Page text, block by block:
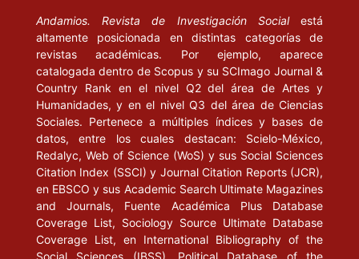
Andamios. Revista de Investigación Socialestá
altamente posicionada en distintas categorías de
revistas académicas. Por ejemplo, aparece
catalogada dentro de Scopus y su SCImago Journal &
Country Rank en el nivel Q2 del área de Artes y
Humanidades, y en el nivel Q3 del área de Ciencias
Sociales. Pertenece a múltiples índices y bases de
datos, entre los cuales destacan: Scielo-México,
Redalyc, Web of Science (WoS) y sus Social Sciences
Citation Index (SSCI) y Journal Citation Reports (JCR),
en EBSCO y sus Academic Search Ultimate Magazines
and Journals, Fuente Académica Plus Database
Coverage List, Sociology Source Ultimate Database
Coverage List, en International Bibliography of the
Social Sciences (IBSS), Political Database of the